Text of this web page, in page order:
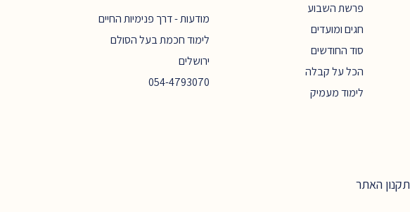
מודעות - דרך פנימיות החיים
לימוד חכמת בעל הסולם
ירושלים
054-4793070
פרשת השבוע
חגים ומועדים
סוד החודשים
הכל על קבלה
לימוד מעמיק
תקנון האתר